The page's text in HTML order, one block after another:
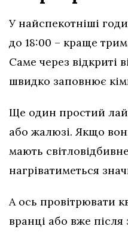
У найспекотніші
до 18:00 – краще
Саме через відкриті
швидко заповнює
Ще один простий
або жалюзі. Якщо
мають
нагріватиметься
А ось провітрювати
вранці або вже